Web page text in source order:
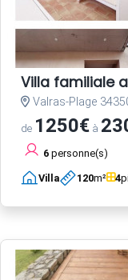
Villa familiale
Valras-Plage
de 1250€ à
6 personne(s)
Villa 120m² 4